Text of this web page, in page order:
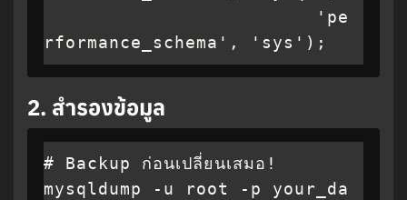
rformance_schema', 'sys');
2. สำรองข้อมูล
# Backup ก่อนเปลี่ยนเสมอ!
mysqldump -u root -p your_da